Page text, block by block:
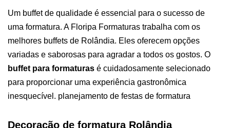
Um buffet de qualidade é essencial para o sucesso de
uma formatura. A Floripa Formaturas trabalha com os
melhores buffets de Rolândia. Eles oferecem opções
variadas e saborosas para agradar a todos os gostos. O
buffet para formaturas é cuidadosamente selecionado
para proporcionar uma experiência gastronômica
inesquecível. planejamento de festas de formatura
Decoração de formatura Rolândia